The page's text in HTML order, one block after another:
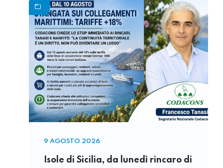
9 AGOSTO 2026
Isole di Sicilia, da lunedì rincaro di